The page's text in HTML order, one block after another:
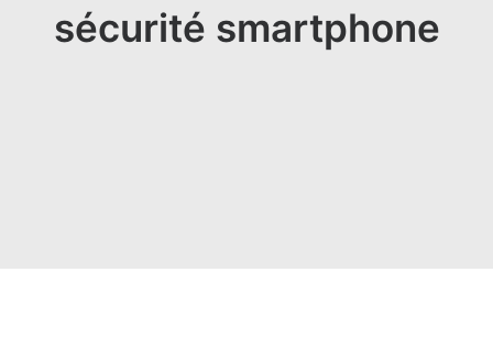
sécurité smartphone